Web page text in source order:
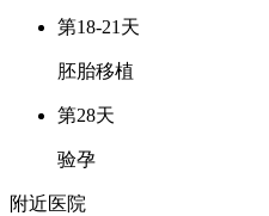
第18-21天
胚胎移植
第28天
验孕
附近医院